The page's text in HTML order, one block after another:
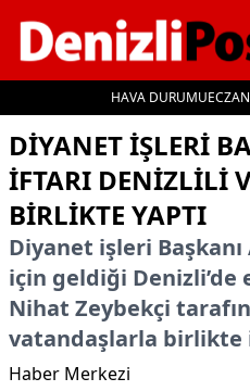
HAVA DURUMU
İçeriğe geç
DIYANET İŞLERI
IFTARI DENIZLILI
BIRLIKTE YAPTI
Diyanet işleri Başkanı
için geldiği Denizli’de
Nihat Zeybekçi
vatandaşlarla birlikte
Haber Merkezi